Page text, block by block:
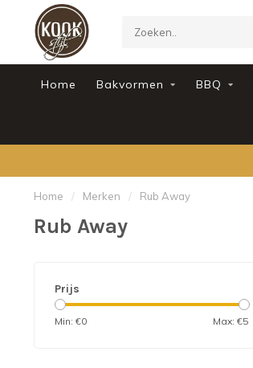
Home Bakvormen BBQ
Home / Merken / Rub Away
Rub Away
Prijs
Min: €0 Max: €5